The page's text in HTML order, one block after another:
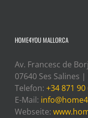
HOME4YOU MALLORCA
Av. Francesc de
07640 Ses Salines
Telefon: +34 871 90
E-Mail:
Webseite: